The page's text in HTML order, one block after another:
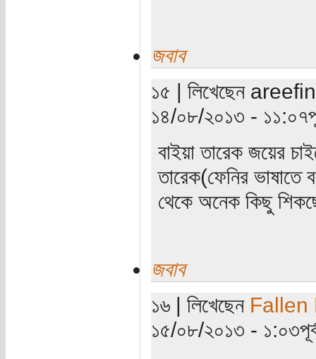
জবাব
১৫ | লিখেছেন areefin
১৪/০৮/২০১৩ -
বাইয়া তারেক জয়ের
তারেক(ফেনির ভাষাতে
থেকে অনেক কিছু
জবাব
১৬ | লিখেছেন Fallen
১৫/০৮/২০১৩ -